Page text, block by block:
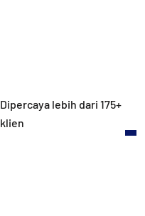
Dipercaya lebih dari 175+
klien